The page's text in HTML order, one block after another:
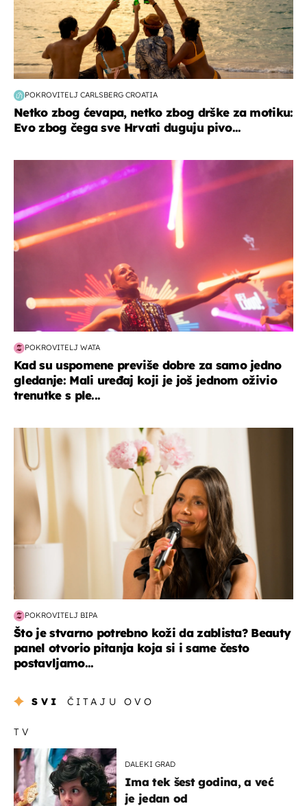
POKROVITELJ CARLSBERG CROATIA
Netko zbog ćevapa, netko zbog drške za motiku:
Evo zbog čega sve Hrvati duguju pivo...
POKROVITELJ WATA
Kad su uspomene previše dobre za samo jedno
gledanje: Mali uređaj koji je još jednom oživio
trenutke s ple...
moda & ljepota
POKROVITELJ BIPA
Što je stvarno potrebno koži da zablista? Beauty
panel otvorio pitanja koja si i same često
postavljamo...
SVI ČITAJU OVO
TV
DALEKI GRAD
Ima tek šest godina, a već
je jedan od